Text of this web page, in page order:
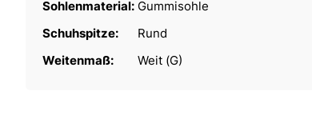
Sohlenmaterial: Gummisohle
Schuhspitze:
Rund
Weitenmaß:
Weit (G)